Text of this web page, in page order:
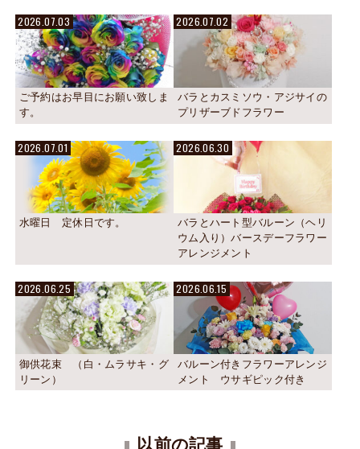
2026.07.03
ご予約はお早目にお願い致しま
す。
2026.07.02
バラとカスミソウ・アジサイの
プリザーブドフラワー
2026.07.01
水曜日 定休日です。
2026.06.30
バラとハート型バルーン（ヘリ
ウム入り）バースデーフラワー
アレンジメント
2026.06.25
御供花束 （白・ムラサキ・グ
リーン）
2026.06.15
バルーン付きフラワーアレンジ
メント ウサギピック付き